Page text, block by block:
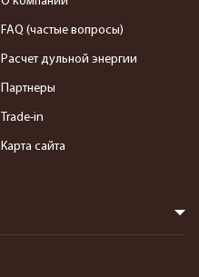
FAQ (частые вопросы)
Расчет дульной энергии
Партнеры
Trade-in
Карта сайта